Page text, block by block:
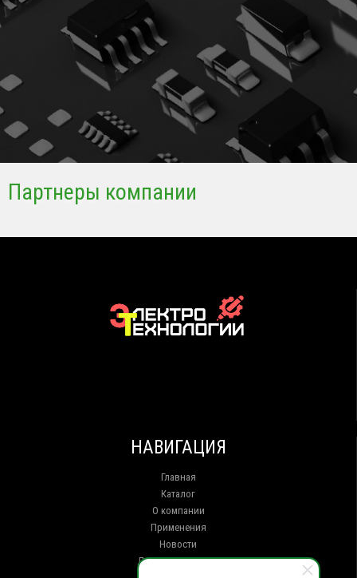
Партнеры компании
НАВИГАЦИЯ
Главная
Каталог
О компании
Применения
Новости
Доставка и оплата